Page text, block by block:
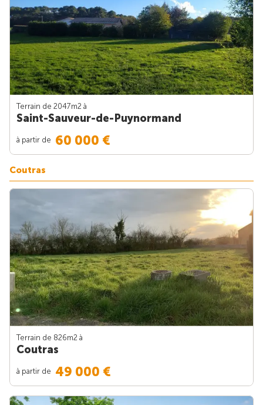
Terrain de 2047m2 à
Saint-Sauveur-de-Puynormand
à partir de 60 000 €
Coutras
Terrain de 826m2 à
Coutras
à partir de 49 000 €